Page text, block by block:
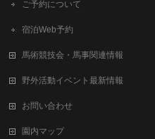
ご予約について
宿泊Web予約
馬術競技会・馬事関連情報
野外活動イベント最新情報
お問い合わせ
園内マップ